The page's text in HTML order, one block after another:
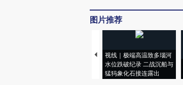
图片推荐
视线｜极端高温致多瑙河
水位跌破纪录 二战沉船与
猛犸象化石接连露出